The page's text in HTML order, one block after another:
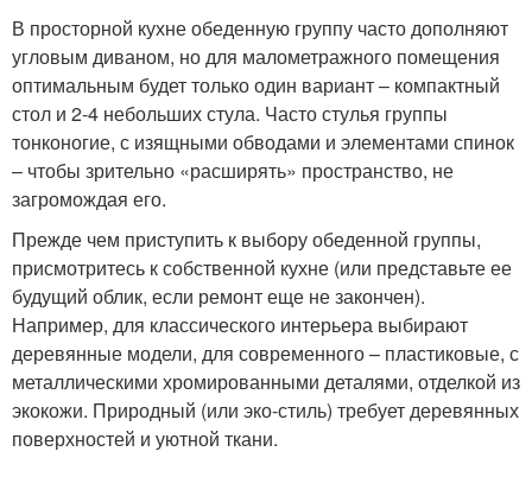
В просторной кухне обеденную группу часто дополняют
угловым диваном, но для малометражного помещения
оптимальным будет только один вариант – компактный
стол и 2-4 небольших стула. Часто стулья группы
тонконогие, с изящными обводами и элементами спинок
– чтобы зрительно «расширять» пространство, не
загромождая его.
Прежде чем приступить к выбору обеденной группы,
присмотритесь к собственной кухне (или представьте ее
будущий облик, если ремонт еще не закончен).
Например, для классического интерьера выбирают
деревянные модели, для современного – пластиковые, с
металлическими хромированными деталями, отделкой из
экокожи. Природный (или эко-стиль) требует деревянных
поверхностей и уютной ткани.